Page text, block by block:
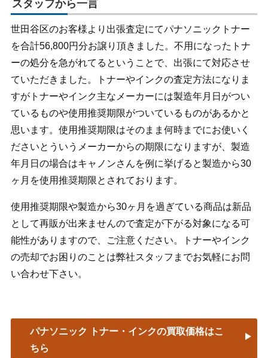
スタッフから一言
世田谷区のお客様より出張査定にてパナソニックトナー
を合計56,800円分お譲り頂きました。不用になったトナ
ーの処分を急がれてるということで、出張にて対応させ
ていただきました。トナーやインクの査定方法になりま
すがトナーやインク主なメーカーには製造年月日がつい
ているものや使用推奨期限がついているものがあるかと
思います。使用推奨期限はそのまま何時までにお使いく
ださいとういうメーカーからの期限になりますが、製造
年月日の場合はキャノンさんを例に挙げると製造から30
ヶ月を使用推奨期限とされております。
使用推奨期限や製造から30ヶ月を過ぎている商品は新品
として再販が出来ませんので査定が下がる対象になる可
能性がありますので、ご注意ください。トナーやインク
の売却でお困りのことは弊社スタッフまでお気軽にお問
い合わせ下さい。
パナソニック トナー・インクの買取価格はこ
ちら